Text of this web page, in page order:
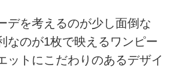
デを考えるのが少し面倒な
なのが1枚で映えるワンピー
ットにこだわりのあるデザイ